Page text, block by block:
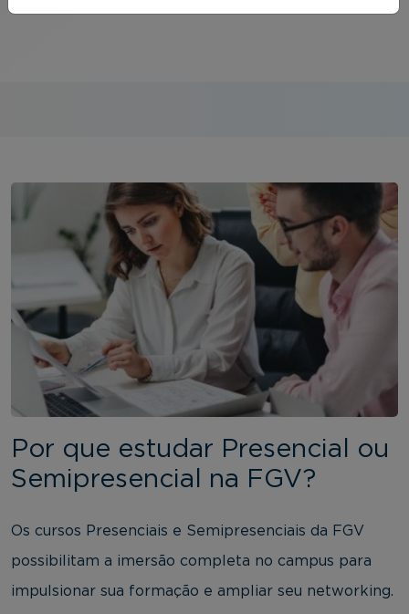
Por que estudar Presencial ou
Semipresencial na FGV?
Os cursos Presenciais e Semipresenciais da FGV
possibilitam a imersão completa no campus para
impulsionar sua formação e ampliar seu networking.